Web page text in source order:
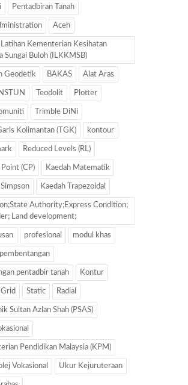
Pentadbiran Tanah
Aceh
Kementerian Kesihatan
Sungai Buloh (ILKKMSB)
Geodetik BAKAS Alat Aras
Teodolit Plotter
Trimble DiNi
Kolimantan (TGK) kontour
Reduced Levels (RL)
(CP) Kaedah Matematik
Kaedah Trapezoidal
Authority;Express Condition;
Land development;
profesional modul khas
pembentangan
pentadbir tanah Kontur
Grid Static Radial
Sultan Azlan Shah (PSAS)
Pendidikan Malaysia (KPM)
Vokasional Ukur Kejuruteraan